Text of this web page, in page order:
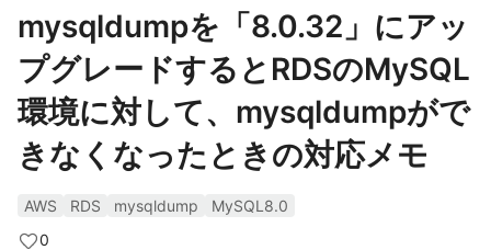
mysqldumpを「8.0.32」にアッ
プグレードするとRDSのMySQL
環境に対して、mysqldumpがで
きなくなったときの対応メモ
AWS RDS mysqldump
MySQL8.0
0